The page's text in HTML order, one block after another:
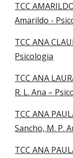
TCC
Amarildo -
TCC ANA
Psicologia
TCC ANA
R. L. Ana –
TCC ANA
Sancho, M. P.
TCC ANA